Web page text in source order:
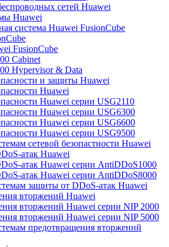
сетей Huawei
Huawei
система Huawei FusionCube
FusionCube
Cabinet
Hypervisor & Data
и защиты Huawei
Huawei
Huawei серии USG2110
Huawei серии USG6300
Huawei серии USG6600
Huawei серии USG9500
сетевой безопастности Huawei
атак Huawei
атак Huawei серии AntiDDoS1000
атак Huawei серии AntiDDoS8000
защиты от DDoS-атак Huawei
вторжений Huawei
вторжений Huawei серии NIP 2000
вторжений Huawei серии NIP 5000
предотвращения вторжений